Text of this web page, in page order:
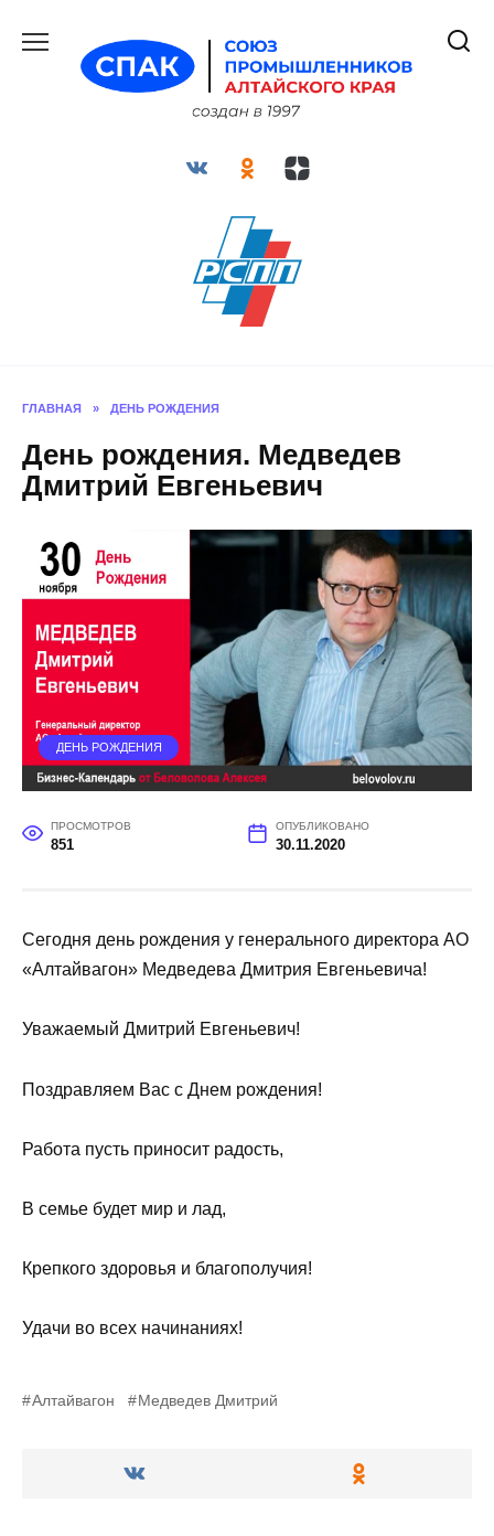
содержанию
ГЛАВНАЯ » ДЕНЬ РОЖДЕНИЯ
День рождения. Медведев
Дмитрий Евгеньевич
ДЕНЬ РОЖДЕНИЯ
ПРОСМОТРОВ
851
ОПУБЛИКОВАНО
30.11.2020
Сегодня день рождения у генерального директора АО
«Алтайвагон» Медведева Дмитрия Евгеньевича!
Уважаемый Дмитрий Евгеньевич!
Поздравляем Вас с Днем рождения!
Работа пусть приносит радость,
В семье будет мир и лад,
Крепкого здоровья и благополучия!
Удачи во всех начинаниях!
Алтайвагон Медведев Дмитрий